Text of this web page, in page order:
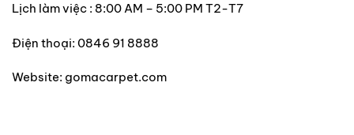
Lịch làm việc : 8:00 AM – 5:00 PM T2-T7
Điện thoại: 0846 91 8888
Website: gomacarpet.com